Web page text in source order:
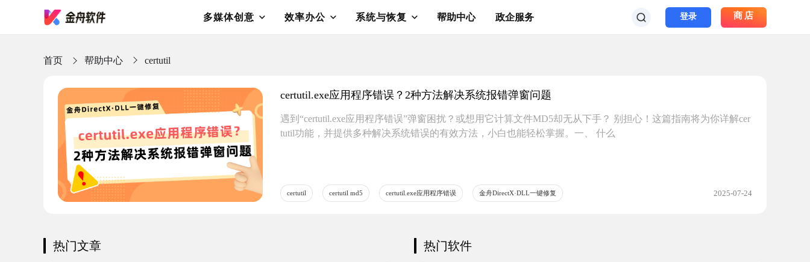
多媒体创意 效率办公 系统与恢复 帮助中心 政企服务 登录 商店
首页 帮助中心 certutil
certutil.exe应用程序错误？2种方法解决系统报错弹窗问题
遇到“certutil.exe应用程序错误”弹窗困扰？或想用它计算文件MD5却无从下手？ 别担心！这篇指南将为你详解cer
tutil功能，并提供多种解决系统错误的有效方法，小白也能轻松掌握。一、 什么
certutil certutil md5 certutil.exe应用程序错误 金舟DirectX·DLL一键修复 2025-07-24
热门文章 热门软件